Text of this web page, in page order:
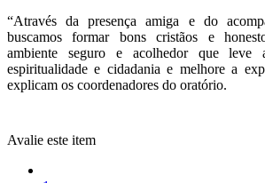
“Através da presença amiga e do
buscamos formar bons cristãos e
ambiente seguro e acolhedor que leve
espiritualidade e cidadania e melhore a
explicam os coordenadores do oratório.
Avalie este item